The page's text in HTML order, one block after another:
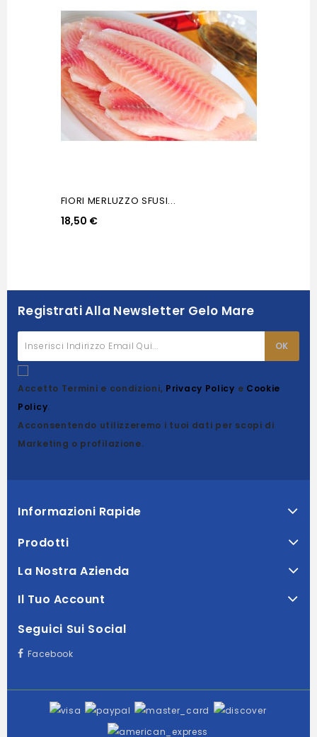
FIORI MERLUZZO SFUSI...
18,50 €
Registrati Alla Newsletter Gelo Mare
Accetto Termini e condizioni, Privacy Policy e Cookie
Policy.
Acconsentendo utilizzeremo i tuoi dati per scopi di
Marketing o profilazione.
Informazioni Rapide
Prodotti
La Nostra Azienda
Il Tuo Account
Seguici Sui Social
Facebook